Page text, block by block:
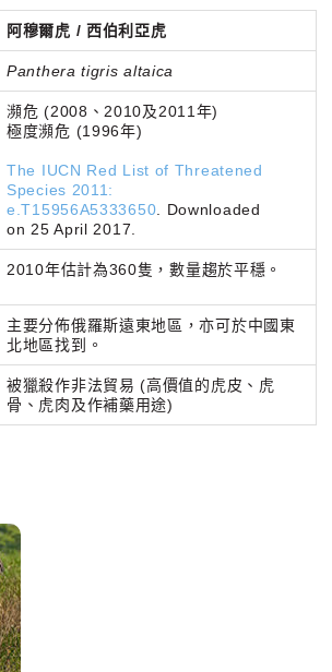
阿穆爾虎 / 西伯利亞虎
Panthera tigris altaica
瀕危 (2008、2010及2011年)
極度瀕危 (1996年)
The IUCN Red List of Threatened
Species 2011:
e.T15956A5333650 . Downloaded
on 25 April 2017.
2010年估計為360隻，數量趨於平穩。
主要分佈俄羅斯遠東地區，亦可於中國東
北地區找到。
被獵殺作非法貿易 (高價值的虎皮、虎
骨、虎肉及作補藥用途)